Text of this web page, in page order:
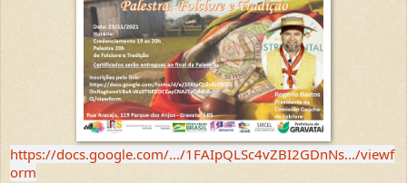
https://docs.google.com/.../1FAIpQLSc4vZBI2GDnNs.../viewf
orm